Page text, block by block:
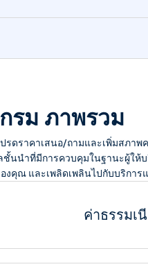
รม ภาพรวม
ปรดราคาเสนอ/ถามและเพิ่มสภา
ชั้นนำที่มีการควบคุมในฐานะผู้ใ
คุณ และเพลิดเพลินไปกับบริการ
ค่าธรรมเ